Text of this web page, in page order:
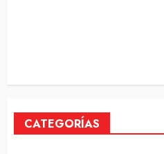
CATEGORÍAS